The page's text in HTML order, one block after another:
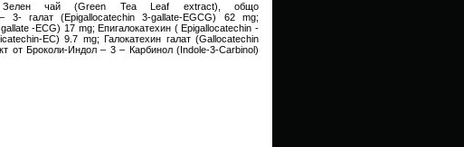
чай (Green Tea Leaf extract), общо
– 3- галат (Epigallocatechin 3-gallate-EGCG) 62 mg;
-ECG) 17 mg; Епигалокатехин ( Epigallocatechin -
EC) 9.7 mg; Галокатехин галат (Gallocatechin
от Броколи-Индол – 3 – Карбинол (Indole-3-Carbinol)